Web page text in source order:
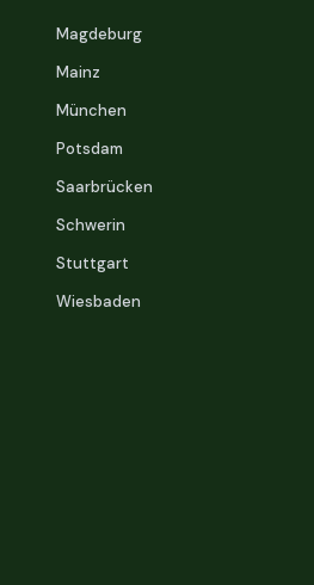
Magdeburg
Mainz
München
Potsdam
Saarbrücken
Schwerin
Stuttgart
Wiesbaden